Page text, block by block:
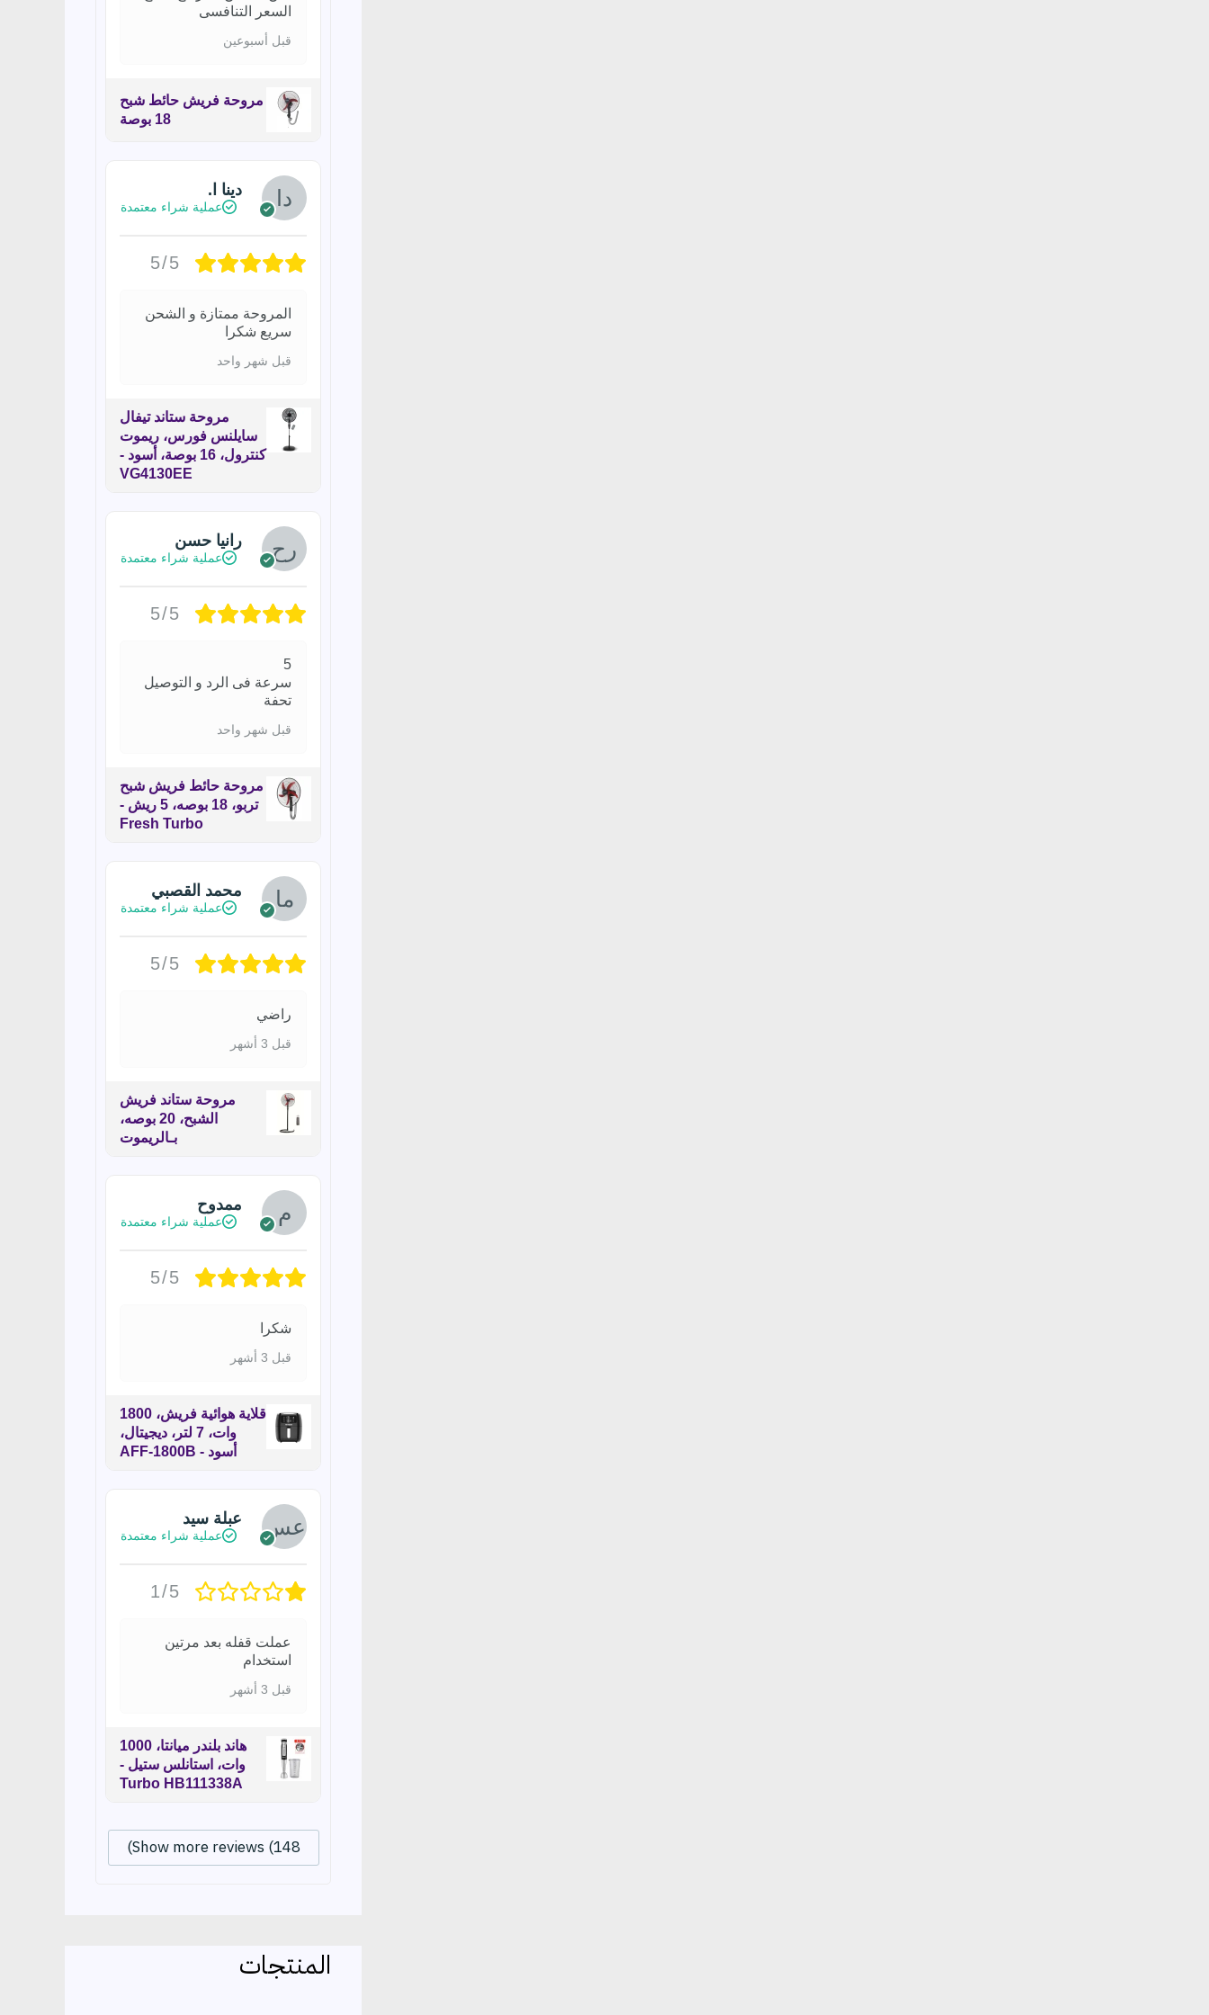
السعر التنافسى
قبل أسبوعين
مروحة فريش حائط شبح
18 بوصة
دينا ا.
عملية شراء معتمدة
5/5
المروحة ممتازة و الشحن
سريع شكرا
قبل شهر واحد
مروحة ستاند تيفال
سايلنس فورس، ريموت
كنترول، 16 بوصة، أسود -
VG4130EE
رانيا حسن
عملية شراء معتمدة
5/5
5
سرعة فى الرد و التوصيل
تحفة
قبل شهر واحد
مروحة حائط فريش شبح
تربو، 18 بوصه، 5 ريش -
Fresh Turbo
محمد القصبي
عملية شراء معتمدة
5/5
راضي
قبل 3 أشهر
مروحة ستاند فريش
الشبح، 20 بوصه،
بـالريموت
ممدوح
عملية شراء معتمدة
5/5
شكرا
قبل 3 أشهر
قلاية هوائية فريش، 1800
وات، 7 لتر، ديجيتال،
أسود - AFF-1800B
عبلة سيد
عملية شراء معتمدة
1/5
عملت قفله بعد مرتين
استخدام
قبل 3 أشهر
هاند بلندر ميانتا، 1000
وات، استانلس ستيل -
Turbo HB111338A
Show more reviews (148)
المنتجات